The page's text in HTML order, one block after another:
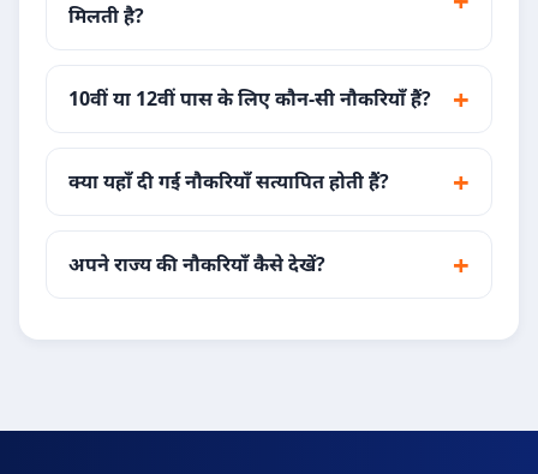
मिलती है?
10वीं या 12वीं पास के लिए कौन-सी नौकरियाँ हैं?
क्या यहाँ दी गई नौकरियाँ सत्यापित होती हैं?
अपने राज्य की नौकरियाँ कैसे देखें?